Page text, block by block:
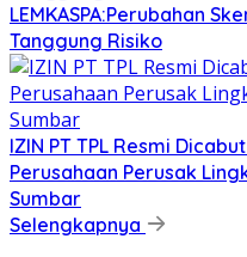
LEMKASPA:Perubahan
Tanggung Risiko
IZIN PT TPL Resmi
Perusahaan Perusak
Sumbar
Selengkapnya